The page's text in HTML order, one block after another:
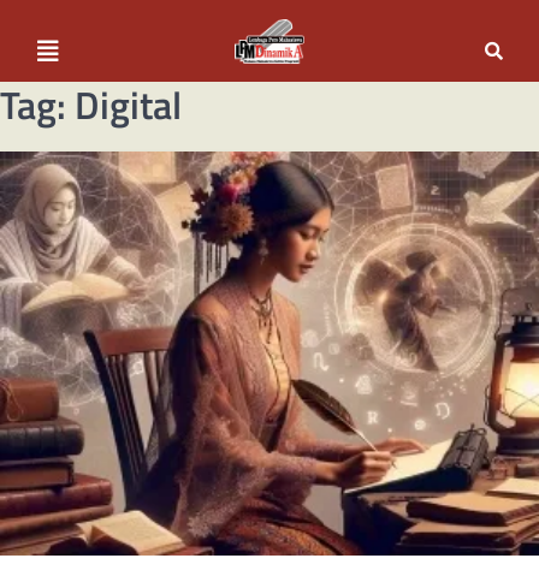
Tag: Digital